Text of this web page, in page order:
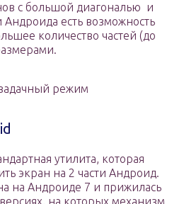
с большой диагональю и
есть возможность
количество частей (до
режим
утилита, которая
экран на 2 части Андроид.
на Андроиде 7 и прижилась
на которых механизм